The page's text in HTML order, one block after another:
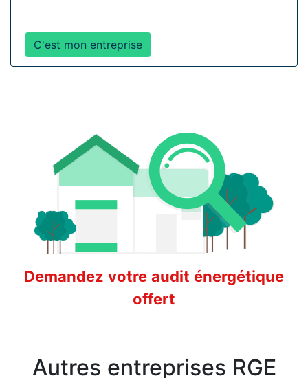
C'est mon entreprise
Demandez votre audit énergétique
offert
Autres entreprises RGE